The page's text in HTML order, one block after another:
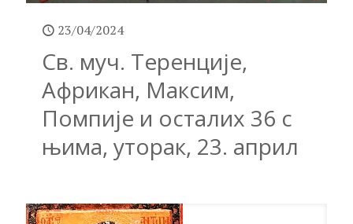
23/04/2024
Св. муч. Теренције,
Африкан, Максим,
Помпије и осталих 36 с
њима, уторак, 23. април